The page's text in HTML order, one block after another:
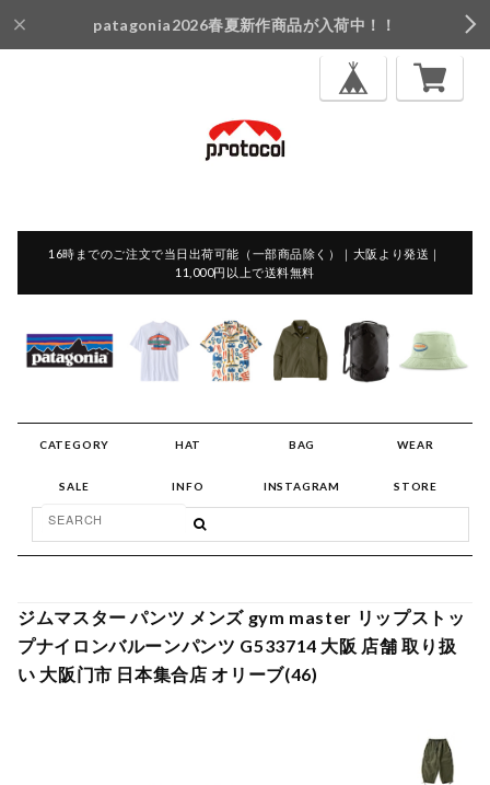
patagonia2026春夏新作商品が入荷中！！
16時までのご注文で当日出荷可能（一部商品除く）｜大阪より発送｜
11,000円以上で送料無料
CATEGORY HAT BAG WEAR
SALE INFO INSTAGRAM STORE
ジムマスター パンツ メンズ gym master リップストッ
プナイロンバルーンパンツ G533714 大阪 店舗 取り扱
い 大阪门市 日本集合店 オリーブ(46)